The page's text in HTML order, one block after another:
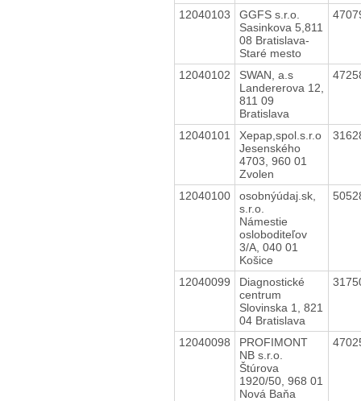
12040103
GGFS s.r.o.
Sasinkova 5,811
08 Bratislava-
Staré mesto
12040102
SWAN, a.s
Landererova 12,
811 09
Bratislava
12040101
Xepap,spol.s.r.o
Jesenského
4703, 960 01
Zvolen
12040100
osobnýúdaj.sk,
s.r.o.
Námestie
osloboditeľov
3/A, 040 01
Košice
12040099
Diagnostické
centrum
Slovinska 1, 821
04 Bratislava
12040098
PROFIMONT
NB s.r.o.
Štúrova
1920/50, 968 01
Nová Baňa